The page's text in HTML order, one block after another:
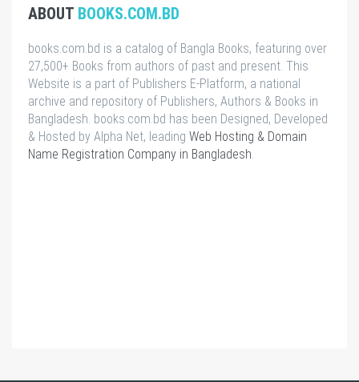
ABOUT BOOKS.COM.BD
books.com.bd is a catalog of Bangla Books, featuring over
27,500+ Books from authors of past and present. This
Website is a part of Publishers E-Platform, a national
archive and repository of Publishers, Authors & Books in
Bangladesh. books.com.bd has been Designed, Developed
& Hosted by Alpha Net, leading Web Hosting & Domain
Name Registration Company in Bangladesh